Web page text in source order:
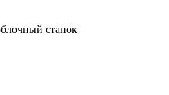
станок